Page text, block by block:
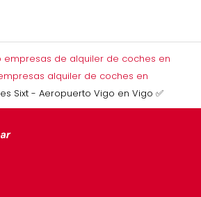
empresas de alquiler de coches en
alquiler de coches en
Sixt - Aeropuerto Vigo en Vigo ✅